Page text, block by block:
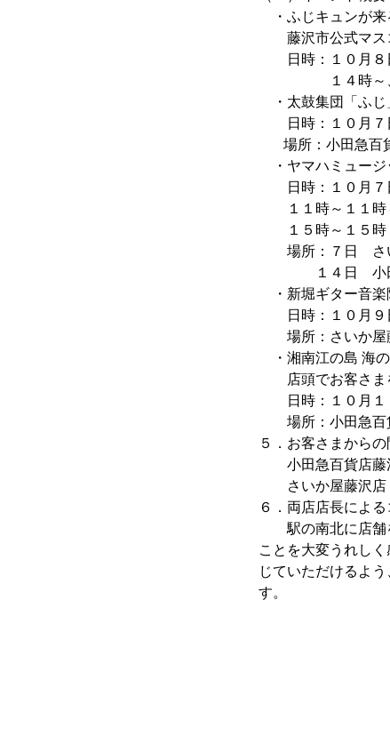
・ふじキュンが来
藤沢市公式マスコ
日時：１０月８
１４時～、１
・太鼓集団「ふじ
日時：１０月７
場所：小田急百
・ヤマハミュージ
日時：１０月７
１１時～１１時４
１５時～１５時
場所：７日 さい
１４日 小田急
・新堀ギター音楽
日時：１０月９日
場所：さいか屋
・湘南江の島 海
店頭でお客さまを
日時：１０月１
場所：小田急百貨
５．お客さまから
小田急百貨店藤
さいか屋藤沢店
６．両店店長による
駅の南北に店舗
ことを大変うれし
じていただけるよ
す。
小田急
さい